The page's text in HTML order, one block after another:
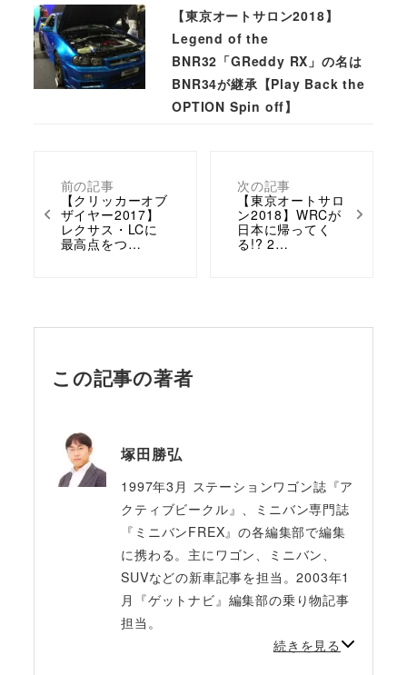
前の記事
【クリッカーオブ
ザイヤー2017】
レクサス・LCに
最高点をつ…
次の記事
【東京オートサロ
ン2018】WRCが
日本に帰ってく
る!? 2…
【東京オートサロン2018】
Legend of the
BNR32「GReddy RX」の名は
BNR34が継承【Play Back the
OPTION Spin off】
この記事の著者
塚田勝弘
1997年3月 ステーションワゴン誌『ア
クティブビークル』、ミニバン専門誌
『ミニバンFREX』の各編集部で編集
に携わる。主にワゴン、ミニバン、
SUVなどの新車記事を担当。2003年1
月『ゲットナビ』編集部の乗り物記事
担当。
続きを見る